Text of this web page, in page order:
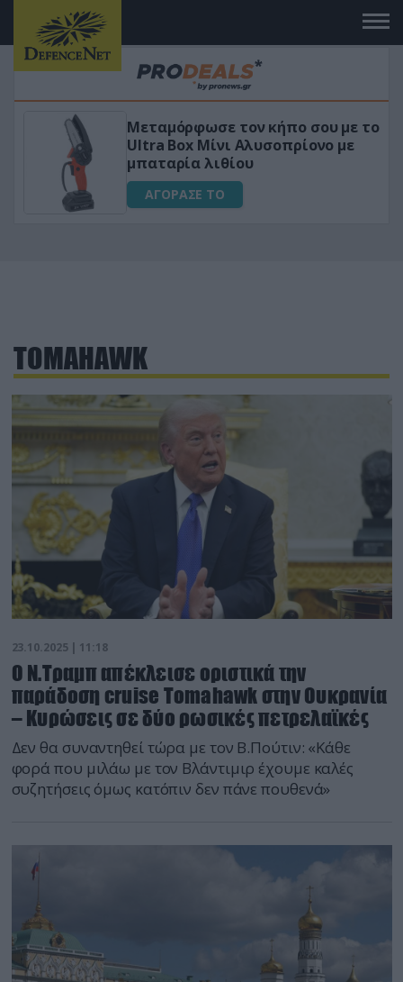
Μεταμόρφωσε τον κήπο σου με το
Ultra Box Μίνι Αλυσοπρίονο με
μπαταρία λιθίου
ΑΓΟΡΑΣΕ ΤΟ
TOMAHAWK
23.10.2025 | 11:18
Ο Ν.Τραμπ απέκλεισε οριστικά την
παράδοση cruise Tomahawk στην Ουκρανία
– Κυρώσεις σε δύο ρωσικές πετρελαϊκές
Δεν θα συναντηθεί τώρα με τον Β.Πούτιν: «Κάθε
φορά που μιλάω με τον Βλάντιμιρ έχουμε καλές
συζητήσεις όμως κατόπιν δεν πάνε πουθενά»